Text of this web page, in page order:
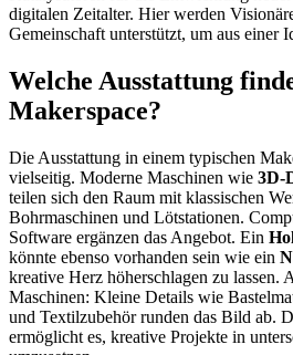
digitalen Zeitalter. Hier werden
Gemeinschaft unterstützt, um aus einer
Welche Ausstattung
Makerspace?
Die Ausstattung in einem typischen
vielseitig. Moderne Maschinen wie 3D-
teilen sich den Raum mit klassischen
Bohrmaschinen und Lötstationen.
Software ergänzen das Angebot. Ein
könnte ebenso vorhanden sein wie ein
kreative Herz höherschlagen zu lassen.
Maschinen: Kleine Details wie
und Textilzubehör runden das Bild ab.
ermöglicht es, kreative Projekte in